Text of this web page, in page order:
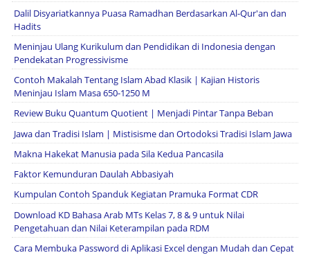
Dalil Disyariatkannya Puasa Ramadhan Berdasarkan Al-Qur'an dan
Hadits
Meninjau Ulang Kurikulum dan Pendidikan di Indonesia dengan
Pendekatan Progressivisme
Contoh Makalah Tentang Islam Abad Klasik | Kajian Historis
Meninjau Islam Masa 650-1250 M
Review Buku Quantum Quotient | Menjadi Pintar Tanpa Beban
Jawa dan Tradisi Islam | Mistisisme dan Ortodoksi Tradisi Islam Jawa
Makna Hakekat Manusia pada Sila Kedua Pancasila
Faktor Kemunduran Daulah Abbasiyah
Kumpulan Contoh Spanduk Kegiatan Pramuka Format CDR
Download KD Bahasa Arab MTs Kelas 7, 8 & 9 untuk Nilai
Pengetahuan dan Nilai Keterampilan pada RDM
Cara Membuka Password di Aplikasi Excel dengan Mudah dan Cepat